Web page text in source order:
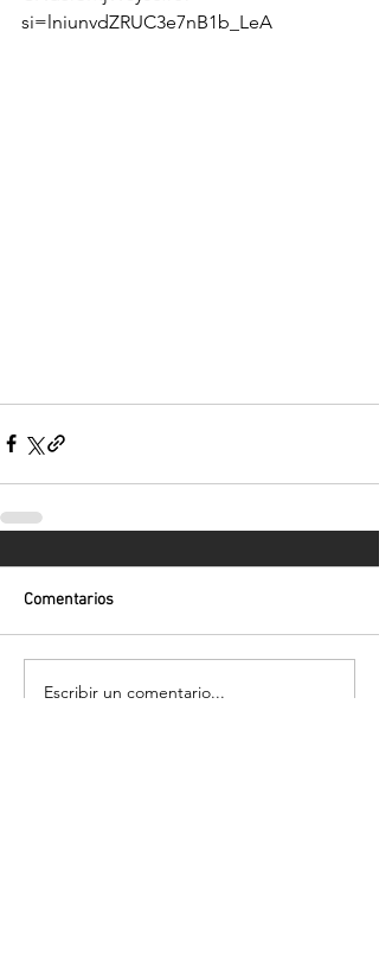
si=lniunvdZRUC3e7nB1b_LeA
Comentarios
Escribir un comentario...